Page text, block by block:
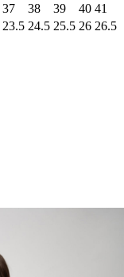
37 38 39 40 41
23.5 24.5 25.5 26 26.5